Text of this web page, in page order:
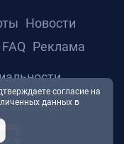
защищены.
Новости
FAQ Реклама
согласие на
данных в